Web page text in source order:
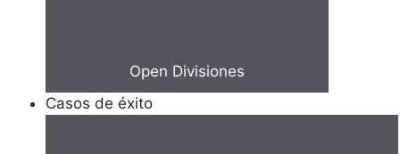
Open Divisiones
Casos de éxito